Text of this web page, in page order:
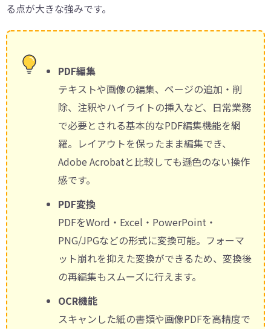
る点が大きな強みです。
PDF編集
テキストや画像の編集、ページの追加・削
除、注釈やハイライトの挿入など、日常業務
で必要とされる基本的なPDF編集機能を網
羅。レイアウトを保ったまま編集でき、
Adobe Acrobatと比較しても遜色のない操作
感です。
PDF変換
PDFをWord・Excel・PowerPoint・
PNG/JPGなどの形式に変換可能。フォーマ
ット崩れを抑えた変換ができるため、変換後
の再編集もスムーズに行えます。
OCR機能
スキャンした紙の書類や画像PDFを高精度で